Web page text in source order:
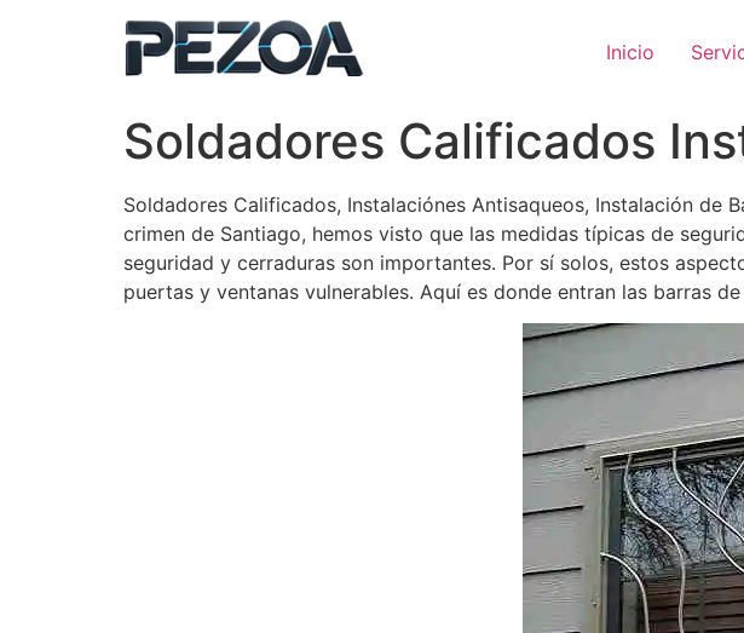
Inicio
Soldadores Calificados
Soldadores Calificados, Instalaciónes Antisaqueos, Instalación de
crimen de Santiago, hemos visto que las medidas típicas de
seguridad y cerraduras son importantes. Por sí solos, estos
puertas y ventanas vulnerables. Aquí es donde entran las barras